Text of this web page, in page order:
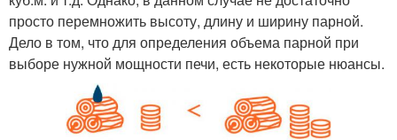
просто перемножить высоту, длину и ширину парной.
Дело в том, что для определения объема парной при
выборе нужной мощности печи, есть некоторые нюансы.